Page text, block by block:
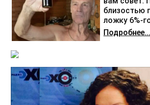
близостью
ложку 6%-
Подробнее...